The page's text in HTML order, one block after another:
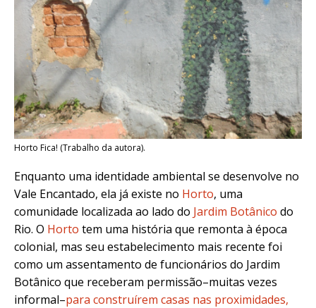
Horto Fica! (Trabalho da autora).
Enquanto uma identidade ambiental se desenvolve no
Vale Encantado, ela já existe no Horto, uma
comunidade localizada ao lado do Jardim Botânico do
Rio. O Horto tem uma história que remonta à época
colonial, mas seu estabelecimento mais recente foi
como um assentamento de funcionários do Jardim
Botânico que receberam permissão–muitas vezes
informal–para construírem casas nas proximidades,